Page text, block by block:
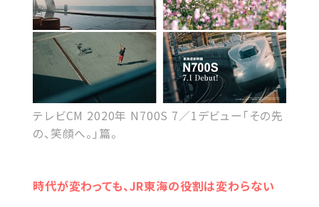
テレビCM 2020年 N700S 7／1デビュー「その先
の、笑顔へ。」篇。
時代が変わっても、JR東海の役割は変わらない